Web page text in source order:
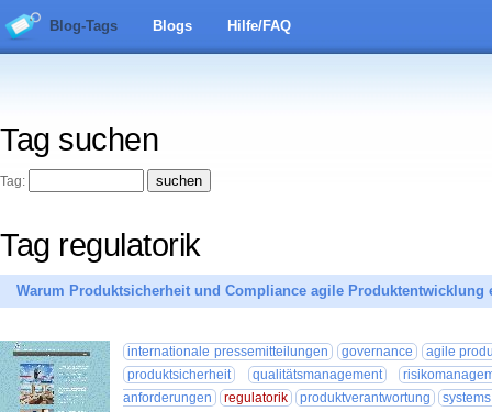
Blog-Tags Blogs Hilfe/FAQ
Tag suchen
Tag:
Tag regulatorik
Warum Produktsicherheit und Compliance agile Produktentwicklung
internationale pressemitteilungen governance
agile
produktsicherheit
qualitätsmanagement
anforderungen
regulatorik produktverantwortung